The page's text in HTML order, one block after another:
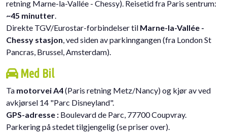
retning Marne-la-Vallée - Chessy). Reisetid fra Paris sentrum:
~45 minutter
Direkte TGV/Eurostar-forbindelser til Marne-la-Vallée -
Chessy stasjon , ved siden av parkinngangen (fra London St
Pancras, Brussel, Amsterdam).
Med Bil
Ta motorvei A4(Paris retning Metz/Nancy) og kjør av ved
avkjørsel 14 "Parc Disneyland".
GPS-adresse : Boulevard de Parc, 77700 Coupvray.
Parkering på stedet tilgjengelig (se priser over).